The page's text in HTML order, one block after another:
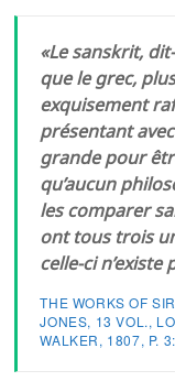
«Le sanskrit,
que le grec,
exquisement
présentant
grande pour
qu’aucun
les comparer
ont tous trois
celle-ci
THE WORKS OF
JONES, 13 VOL.,
WALKER, 1807, P.